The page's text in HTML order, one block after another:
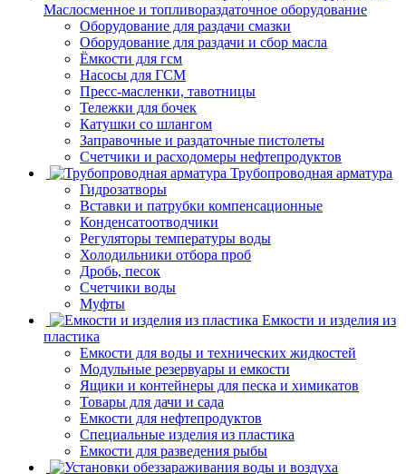
Маслосменное и топливораздаточное оборудование
Оборудование для раздачи смазки
Оборудование для раздачи и сбор масла
Ёмкости для гсм
Насосы для ГСМ
Пресс-масленки, тавотницы
Тележки для бочек
Катушки со шлангом
Заправочные и раздаточные пистолеты
Счетчики и расходомеры нефтепродуктов
Трубопроводная арматура
Гидрозатворы
Вставки и патрубки компенсационные
Конденсатоотводчики
Регуляторы температуры воды
Холодильники отбора проб
Дробь, песок
Счетчики воды
Муфты
Емкости и изделия из
пластика
Емкости для воды и технических жидкостей
Модульные резервуары и емкости
Ящики и контейнеры для песка и химикатов
Товары для дачи и сада
Емкости для нефтепродуктов
Специальные изделия из пластика
Емкости для разведения рыбы